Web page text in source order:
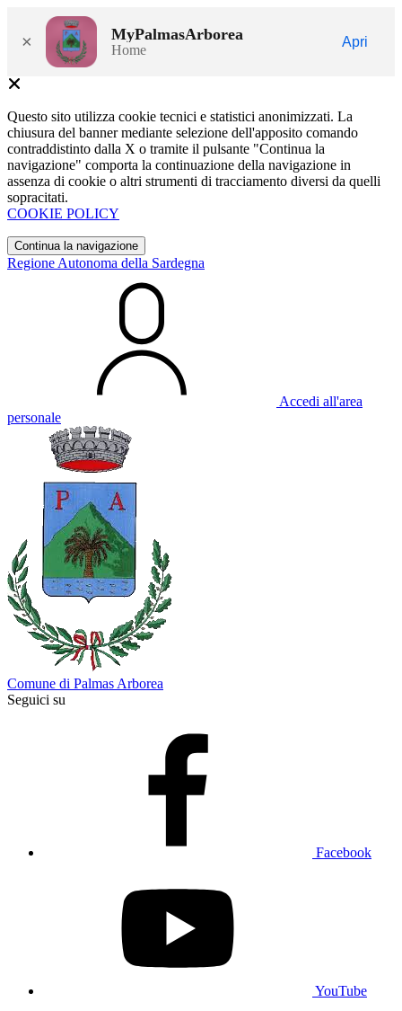
× MyPalmasArborea
Home
Apri
Questo sito utilizza cookie tecnici e statistici anonimizzati. La
chiusura del banner mediante selezione dell'apposito comando
contraddistinto dalla X o tramite il pulsante "Continua la
navigazione" comporta la continuazione della navigazione in
assenza di cookie o altri strumenti di tracciamento diversi da quelli
sopracitati.
COOKIE POLICY
Continua la navigazione
Regione Autonoma della Sardegna
Accedi all'area
personale
Comune di Palmas Arborea
Seguici su
Facebook
YouTube